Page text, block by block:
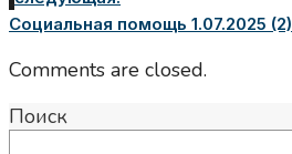
Социальная помощь 1.07.2025 (2)
Comments are closed.
Поиск